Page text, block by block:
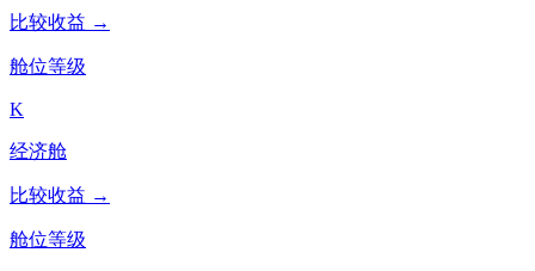
比较收益 →
舱位等级
K
经济舱
比较收益 →
舱位等级